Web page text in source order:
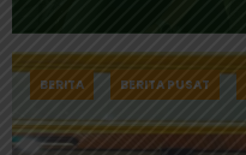
BERITA BERITA PUSAT